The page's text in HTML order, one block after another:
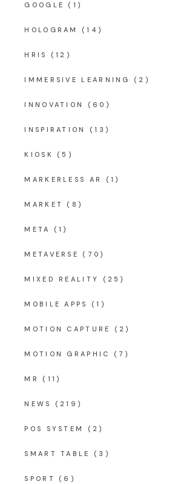
GOOGLE (1)
HOLOGRAM (14)
HRIS (12)
IMMERSIVE LEARNING (2)
INNOVATION (60)
INSPIRATION (13)
KIOSK (5)
MARKERLESS AR (1)
MARKET (8)
META (1)
METAVERSE (70)
MIXED REALITY (25)
MOBILE APPS (1)
MOTION CAPTURE (2)
MOTION GRAPHIC (7)
MR (11)
NEWS (219)
POS SYSTEM (2)
SMART TABLE (3)
SPORT (6)